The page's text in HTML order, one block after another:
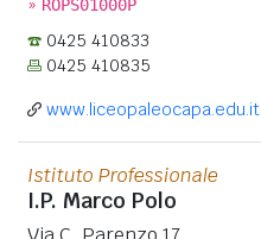
ROPS01000P
0425 410833
0425 410835
www.liceopaleocapa.edu.it
Istituto Professionale
I.P. Marco Polo